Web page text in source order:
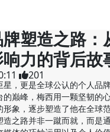
塑造之路：
力的背后故
201
，更是全球公认的个人品
的巅峰，梅西用一颗坚韧的
象，逐步塑造了他在全球
造之路并非一蹴而就，而是